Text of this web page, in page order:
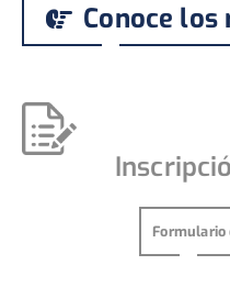
Conoce
Formulario